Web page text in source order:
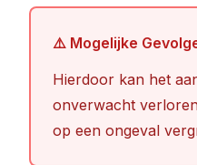
⚠️ Mogelijke
Hierdoor kan het
onverwacht
op een ongeval